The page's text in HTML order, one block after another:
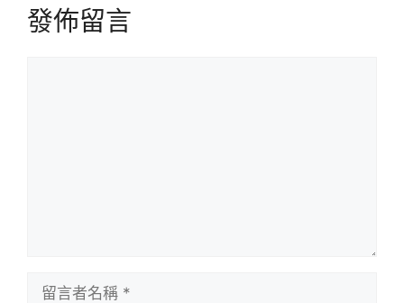
發佈留言